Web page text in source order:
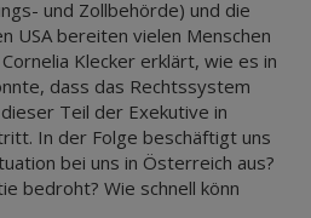
und Zollbehörde) und die
USA bereiten vielen Menschen
Klecker erklärt, wie es in
dass das Rechtssystem
Teil der Exekutive in
In der Folge beschäftigt uns
bei uns in Österreich aus?
bedroht? Wie schnell könn